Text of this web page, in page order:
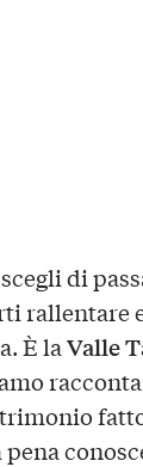
di
rallentare
È laValle